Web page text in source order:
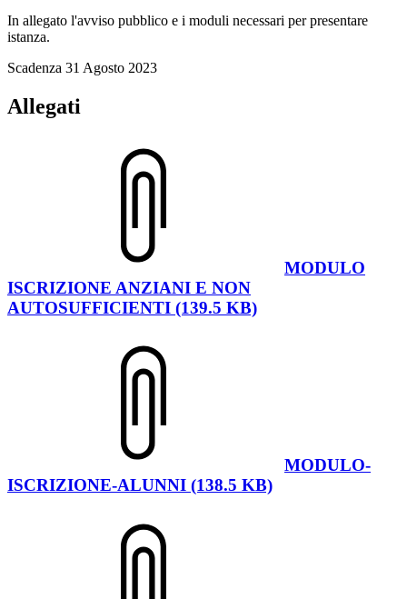
In allegato l'avviso pubblico e i moduli necessari per presentare
istanza.
Scadenza 31 Agosto 2023
Allegati
MODULO
ISCRIZIONE ANZIANI E NON
AUTOSUFFICIENTI (139.5 KB)
MODULO-
ISCRIZIONE-ALUNNI (138.5 KB)